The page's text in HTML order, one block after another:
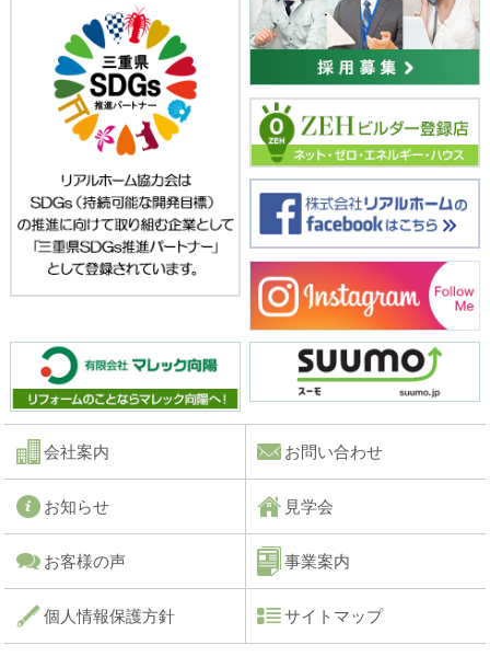
会社案内 お問い合わせ
お知らせ 見学会
お客様の声 事業案内
個人情報保護方針 サイトマップ